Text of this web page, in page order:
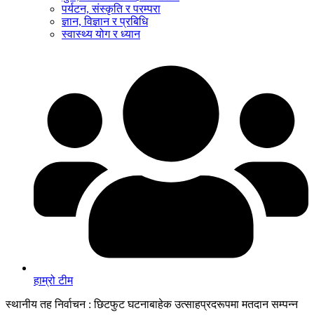
पर्यटन, संस्कृति र परम्परा
ज्ञान, विज्ञान र प्रबिधि
स्वास्थ्य योग र ध्यान
हाम्रो टीम
स्थानीय तह निर्वाचन : छिटफुट घटनाबाहेक उत्साहप्रदरूपमा मतदान सम्पन्न